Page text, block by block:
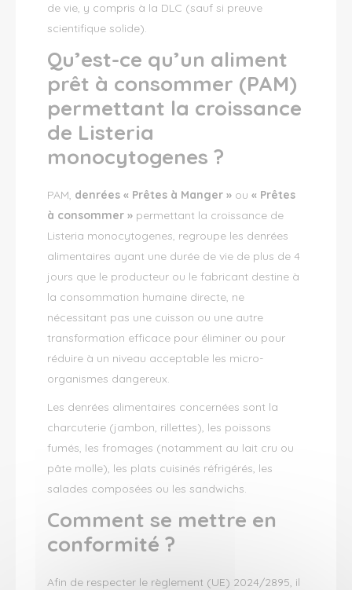
de vie, y compris à la DLC (sauf si preuve
scientifique solide).
Qu’est-ce qu’un aliment
prêt à consommer (PAM)
permettant la croissance
de Listeria
monocytogenes ?
PAM, denrées « Prêtes à Manger » ou « Prêtes
à consommer » permettant la croissance de
Listeria monocytogenes, regroupe les denrées
alimentaires ayant une durée de vie de plus de 4
jours que le producteur ou le fabricant destine à
la consommation humaine directe, ne
nécessitant pas une cuisson ou une autre
transformation efficace pour éliminer ou pour
réduire à un niveau acceptable les micro-
organismes dangereux.
Les denrées alimentaires concernées sont la
charcuterie (jambon, rillettes), les poissons
fumés, les fromages (notamment au lait cru ou
pâte molle), les plats cuisinés réfrigérés, les
salades composées ou les sandwichs.
Comment se mettre en
conformité ?
Afin de respecter le règlement (UE) 2024/2895, il